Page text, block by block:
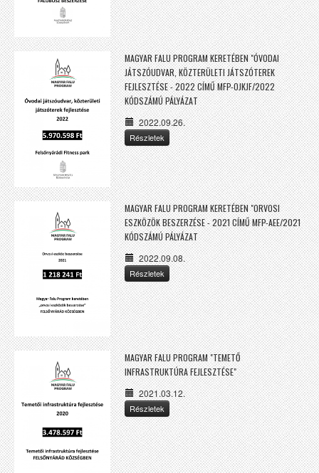
MAGYAR FALU PROGRAM KERETÉBEN "ÓVODAI
JÁTSZÓUDVAR, KÖZTERÜLETI JÁTSZÓTEREK
FEJLESZTÉSE - 2022 CÍMŰ MFP-OJKJF/2022
KÓDSZÁMÚ PÁLYÁZAT
2022.09.26.
Részletek
MAGYAR FALU PROGRAM KERETÉBEN "ORVOSI
ESZKÖZÖK BESZERZÉSE - 2021 CÍMŰ MFP-AEE/2021
KÓDSZÁMÚ PÁLYÁZAT
2022.09.08.
Részletek
MAGYAR FALU PROGRAM "TEMETŐ
INFRASTRUKTÚRA FEJLESZTÉSE"
2021.03.12.
Részletek